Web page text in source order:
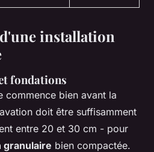
installation
fondations
commence bien avant la
doit être suffisamment
entre 20 et 30 cm - pour
granulaire bien compactée.